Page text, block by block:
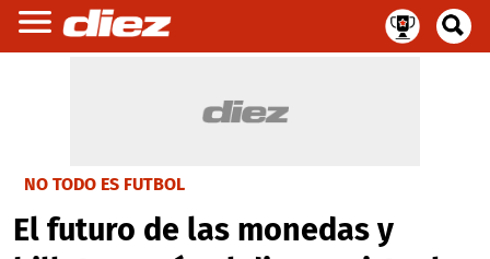
NO TODO ES FUTBOL
El futuro de las monedas y